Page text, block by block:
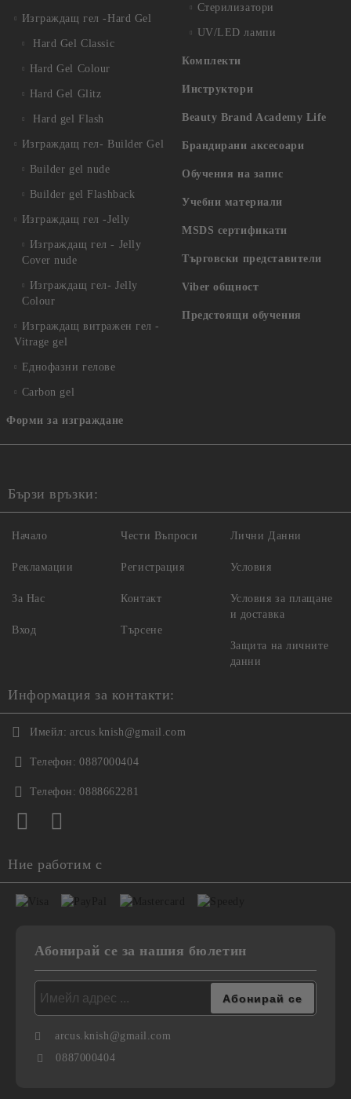
Изграждащ гел -Hard Gel
Hard Gel Classic
Hard Gel Colour
Hard Gel Glitz
Hard gel Flash
Изграждащ гел- Builder Gel
Builder gel nude
Builder gel Flashback
Изграждащ гел -Jelly
Изграждащ гел - Jelly
Cover nude
Изграждащ гел- Jelly
Colour
Изграждащ витражен гел -
Vitrage gel
Еднофазни гелове
Carbon gel
Форми за изграждане
Стерилизатори
UV/LED лампи
Комплекти
Инструктори
Beauty Brand Academy Life
Брандирани аксесоари
Обучения на запис
Учебни материали
MSDS сертификати
Търговски представители
Viber общност
Предстоящи обучения
Бързи връзки:
Начало
Рекламации
За Нас
Вход
Чести Въпроси
Регистрация
Контакт
Търсене
Лични Данни
Условия
Условия за плащане
и доставка
Защита на личните
данни
Информация за контакти:
Имейл: arcus.knish@gmail.com
Телефон: 0887000404
Телефон: 0888662281
Ние работим с
Абонирай се за нашия бюлетин
arcus.knish@gmail.com
0887000404